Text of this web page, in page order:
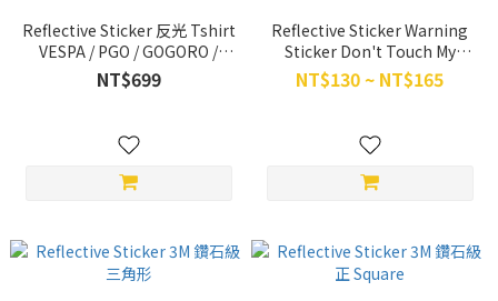
Reflective Sticker 反光 Tshirt
VESPA / PGO / GOGORO /
SUZKI / KAWASAKI
NT$699
Reflective Sticker Warning
Sticker Don't Touch My
Car(Large)
NT$130 ~ NT$165